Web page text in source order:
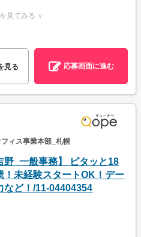
見てみる ∨
見る 応募画面に進む
ィス事業本部_札幌
野_一般事務】 ピタッと18
！未経験スタートOK！デー
など！/11-04404354